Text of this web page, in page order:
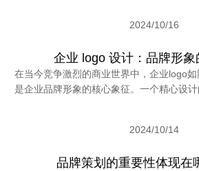
2024/10/16
企业 logo 设计：品牌形象
在当今竞争激烈的商业世界中，企业logo如
是企业品牌形象的核心象征。一个精心设
2024/10/14
品牌策划的重要性体现在